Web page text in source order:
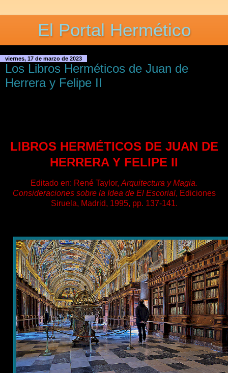
El Portal Hermético
viernes, 17 de marzo de 2023
Los Libros Herméticos de Juan de
Herrera y Felipe II
LIBROS HERMÉTICOS DE JUAN DE
HERRERA Y FELIPE II
Editado en: René Taylor, Arquitectura y Magia.
Consideraciones sobre la Idea de El Escorial, Ediciones
Siruela, Madrid, 1995, pp. 137-141.